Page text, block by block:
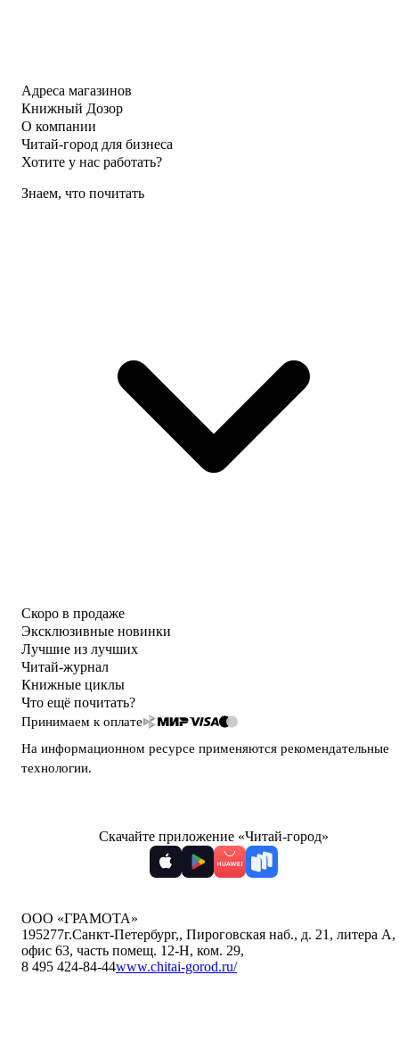
Адреса магазинов
Книжный Дозор
О компании
Читай-город для бизнеса
Хотите у нас работать?
Знаем, что почитать
Скоро в продаже
Эксклюзивные новинки
Лучшие из лучших
Читай-журнал
Книжные циклы
Что ещё почитать?
Принимаем к оплате
На информационном ресурсе применяются рекомендательные
технологии.
Скачайте приложение «Читай-город»
ООО «ГРАМОТА»
195277г.Санкт-Петербург,, Пироговская наб., д. 21, литера А,
офис 63, часть помещ. 12-Н, ком. 29,
8 495 424-84-44www.chitai-gorod.ru/